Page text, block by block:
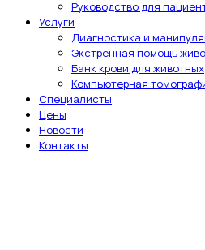
Руководство для
Услуги
Диагностика и
Экстренная помощь
Банк крови для животных
Компьютерная
Специалисты
Цены
Новости
Контакты